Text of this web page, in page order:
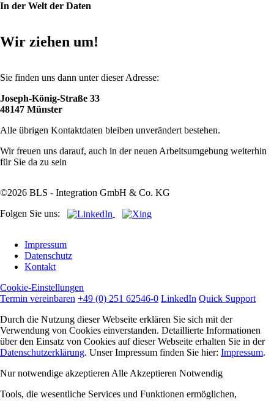
In der Welt der Daten
Wir ziehen um!
Sie finden uns dann unter dieser Adresse:
Joseph-König-Straße 33
48147 Münster
Alle übrigen Kontaktdaten bleiben unverändert bestehen.
Wir freuen uns darauf, auch in der neuen Arbeitsumgebung weiterhin
für Sie da zu sein
©2026 BLS - Integration GmbH & Co. KG
Folgen Sie uns:
überspringen
Impressum
Datenschutz
Kontakt
Cookie-Einstellungen
Termin vereinbaren +49 (0) 251 62546-0 LinkedIn Quick Support
Durch die Nutzung dieser Webseite erklären Sie sich mit der
Verwendung von Cookies einverstanden. Detaillierte Informationen
über den Einsatz von Cookies auf dieser Webseite erhalten Sie in der
Datenschutzerklärung. Unser Impressum finden Sie hier: Impressum.
Nur notwendige akzeptieren Alle Akzeptieren Notwendig
Tools, die wesentliche Services und Funktionen ermöglichen,